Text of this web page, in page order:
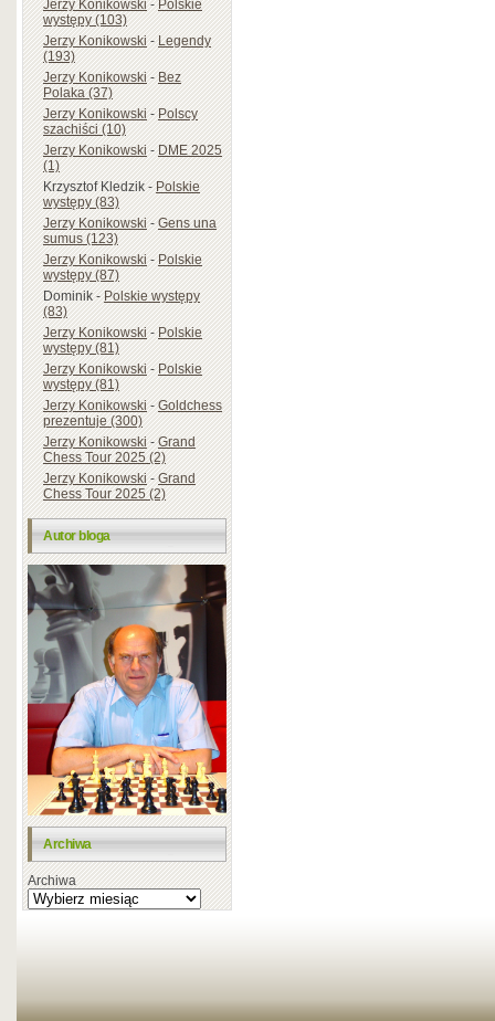
Jerzy Konikowski-Polskie
występy (103)
Jerzy Konikowski-Legendy
(193)
Jerzy Konikowski-Bez
Polaka (37)
Jerzy Konikowski-Polscy
szachiści (10)
Jerzy Konikowski-DME 2025
(1)
Krzysztof Kledzik-Polskie
występy (83)
Jerzy Konikowski-Gens una
sumus (123)
Jerzy Konikowski-Polskie
występy (87)
Dominik-Polskie występy
(83)
Jerzy Konikowski-Polskie
występy (81)
Jerzy Konikowski-Polskie
występy (81)
Jerzy Konikowski-Goldchess
prezentuje (300)
Jerzy Konikowski-Grand
Chess Tour 2025 (2)
Jerzy Konikowski-Grand
Chess Tour 2025 (2)
Autor bloga
Archiwa
Archiwa